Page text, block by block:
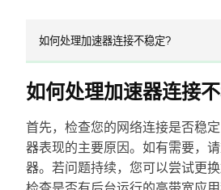
如何处理加速器连接不稳定?
如何处理加速器连接
首先，检查您的网络连接是否稳
器表现的主要原因。如有需要，
器。若问题持续，您可以尝试更